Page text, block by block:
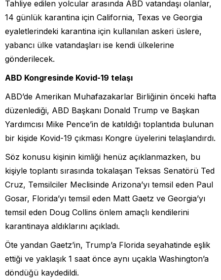
Tahliye edilen yolcular arasında ABD vatandaşı olanlar,
14 günlük karantina için California, Texas ve Georgia
eyaletlerindeki karantina için kullanılan askeri üslere,
yabancı ülke vatandaşları ise kendi ülkelerine
gönderilecek.
ABD Kongresinde Kovid-19 telaşı
ABD’de Amerikan Muhafazakarlar Birliğinin önceki hafta
düzenlediği, ABD Başkanı Donald Trump ve Başkan
Yardımcısı Mike Pence’in de katıldığı toplantıda bulunan
bir kişide Kovid-19 çıkması Kongre üyelerini telaşlandırdı.
Söz konusu kişinin kimliği henüz açıklanmazken, bu
kişiyle toplantı sırasında tokalaşan Teksas Senatörü Ted
Cruz, Temsilciler Meclisinde Arizona’yı temsil eden Paul
Gosar, Florida’yı temsil eden Matt Gaetz ve Georgia’yı
temsil eden Doug Collins önlem amaçlı kendilerini
karantinaya aldıklarını açıkladı.
Öte yandan Gaetz’in, Trump’a Florida seyahatinde eşlik
ettiği ve yaklaşık 1 saat önce aynı uçakla Washington’a
döndüğü kaydedildi.